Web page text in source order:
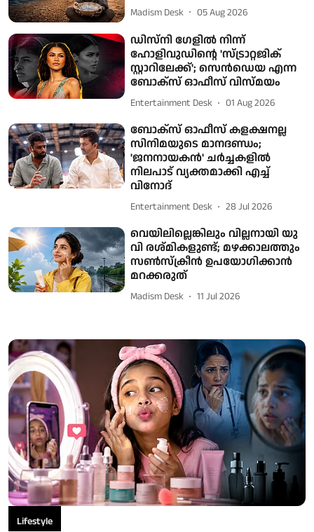
Madism Desk 05 Aug 2026
ഡിസ്നി ഗേളിൽ നിന്ന്
ഹോളിവുഡിന്റെ 'സ്ട്രാറ്റജിക്
സ്റ്റാറിലേക്ക്'; സെൻഡെയ എന്ന
ബോക്സ് ഓഫീസ് വിസ്മയം
Entertainment Desk 01 Aug 2026
ബോക്സ് ഓഫീസ് കളക്ഷനല്ല
സിനിമയുടെ മാനദണ്ഡം;
'ജനനായകൻ' ചർച്ചകളിൽ
നിലപാട് വ്യക്തമാക്കി എച്ച്
വിനോദ്
Entertainment Desk 28 Jul 2026
വെയിലില്ലെങ്കിലും വില്ലനായി യു
വി രശ്മികളുണ്ട്; മഴക്കാലത്തും
സൺസ്ക്രീൻ ഉപയോഗിക്കാൻ
മറക്കരുത്
Madism Desk 11 Jul 2026
Lifestyle